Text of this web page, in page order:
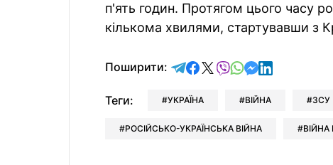
п'ять годин. Протягом цього часу
кількома хвилями, стартувавши з
Поширити: відправити у Telegram
поділитись у Facebook
поділитись у X
відправити у Viber
відправити у
відправити у
Теги: УКРАЇНА ВІЙНА ЗСУ
РОСІЙСЬКО-УКРАЇНСЬКА ВІЙНА ВІЙНА